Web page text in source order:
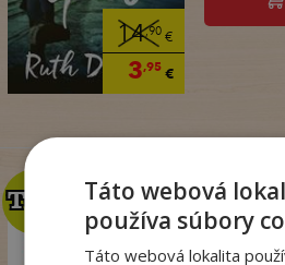
14,90€
3,95€
TOP
TOP
Táto webová
používa súbory
Táto webová lokalita